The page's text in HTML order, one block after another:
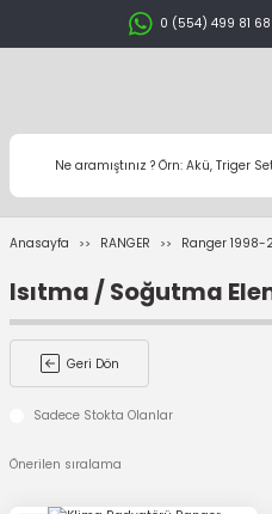
0 (554) 499 81 68
Anasayfa RANGER Ranger 1998-
Isıtma / Soğutma
Geri Dön
Sadece Stokta Olanlar